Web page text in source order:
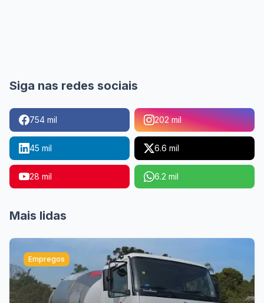
Siga nas redes sociais
754 mil 202 mil
45 mil 6.6 mil
28 mil 6.2 mil
Mais lidas
Empregos